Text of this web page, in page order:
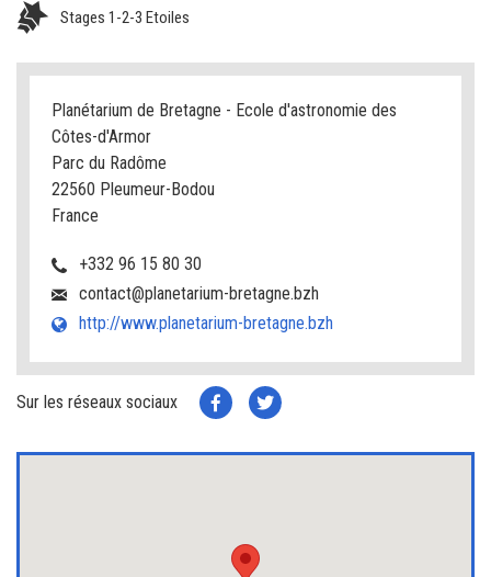
Stages 1-2-3 Etoiles
Planétarium de Bretagne - Ecole d'astronomie des
Côtes-d'Armor
Parc du Radôme
22560 Pleumeur-Bodou
France
+332 96 15 80 30
contact@planetarium-bretagne.bzh
http://www.planetarium-bretagne.bzh
Sur les réseaux sociaux